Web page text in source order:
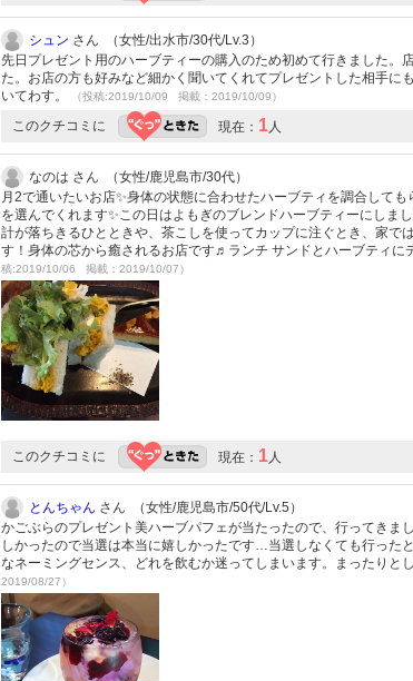
シュン さん （女性/出水市/30代/Lv.3）
先日プレゼント用のハーブティーの購入のため初めて行きました
た。お店の方も好みなど細かく聞いてくれてプレゼントした相手
いてわす。
（投稿:2019/10/09 掲載：2019/10/09）
このクチコミに 現在： 1人
なのは さん （女性/鹿児島市/30代）
月2で通いたいお店✨身体の状態に合わせたハーブティを調合して
を選んでくれます✨この日はよもぎのブレンドハーブティーにし
計が落ちきるひとときや、茶こしを使ってカップに注ぐとき、家
す！身体の芯から癒されるお店です♬ランチ サンドとハーブティ
稿:2019/10/06 掲載：2019/10/07）
このクチコミに 現在： 1人
とんちゃん さん （女性/鹿児島市/50代/Lv.5）
かごぶらのプレゼント美ハーブパフェが当たったので、行ってき
しかったので当選は本当に嬉しかったです…当選しなくても行った
なネーミングセンス、どれを飲むか迷ってしまいます。まったりと
2019/08/27）